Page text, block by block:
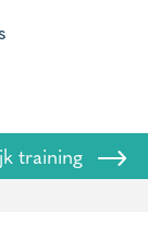
training